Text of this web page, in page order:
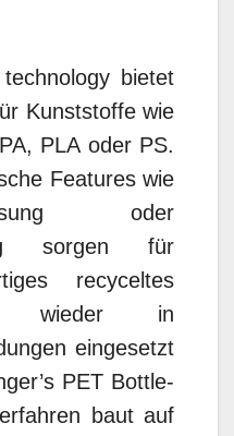
bietet
Kunststoffe wie
PLA oder PS.
Features wie
oder
sorgen für
recyceltes
wieder in
eingesetzt
PET Bottle-
baut auf